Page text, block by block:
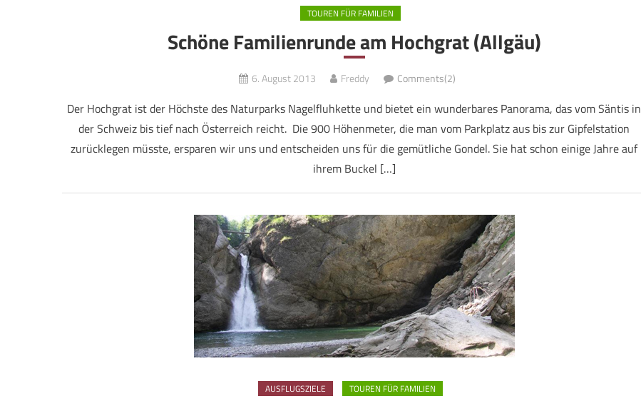
TOUREN FÜR FAMILIEN
Schöne Familienrunde am Hochgrat (Allgäu)
6. August 2013 Freddy Comments(2)
Der Hochgrat ist der Höchste des Naturparks Nagelfluhkette und bietet ein wunderbares Panorama, das vom Säntis in
der Schweiz bis tief nach Österreich reicht. Die 900 Höhenmeter, die man vom Parkplatz aus bis zur Gipfelstation
zurücklegen müsste, ersparen wir uns und entscheiden uns für die gemütliche Gondel. Sie hat schon einige Jahre auf
ihrem Buckel […]
AUSFLUGSZIELE TOUREN FÜR FAMILIEN